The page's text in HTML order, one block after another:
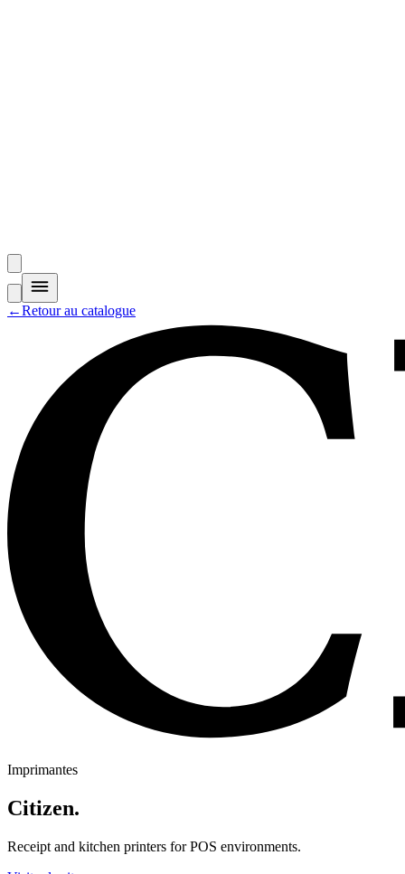
←Retour au catalogue
Imprimantes
Citizen.
Receipt and kitchen printers for POS environments.